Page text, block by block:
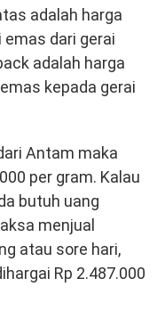
adalah harga
dari gerai
adalah harga
kepada gerai
Antam maka
per gram. Kalau
butuh uang
menjual
atau sore hari,
Rp 2.487.000